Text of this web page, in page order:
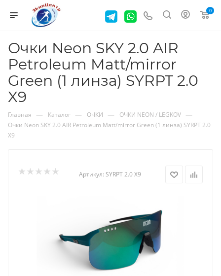
0
Очки Neon SKY 2.0 AIR
Petroleum Matt/mirror
Green (1 линза) SYRPT 2.0
X9
Главная — Каталог — ОЧКИ — ОЧКИ NEON / LEGKOV —
Очки Neon SKY 2.0 AIR Petroleum Matt/mirror Green (1 линза) SYRPT 2.0
X9
Артикул: SYRPT 2.0 X9